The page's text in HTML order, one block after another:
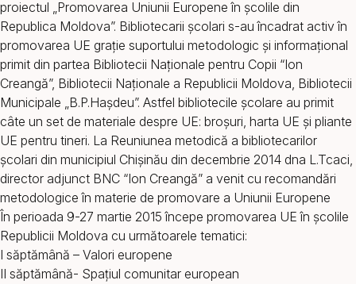
proiectul „Promovarea Uniunii Europene în școlile din
Republica Moldova”. Bibliotecarii școlari s-au încadrat activ în
promovarea UE grație suportului metodologic și informațional
primit din partea Bibliotecii Naționale pentru Copii “Ion
Creangă”, Bibliotecii Naţionale a Republicii Moldova, Bibliotecii
Municipale „B.P.Hașdeu”. Astfel bibliotecile școlare au primit
câte un set de materiale despre UE: broșuri, harta UE şi pliante
UE pentru tineri. La Reuniunea metodică a bibliotecarilor
școlari din municipiul Chișinău din decembrie 2014 dna L.Tcaci,
director adjunct BNC “Ion Creangă” a venit cu recomandări
metodologice în materie de promovare a Uniunii Europene
În perioada 9-27 martie 2015 începe promovarea UE în şcolile
Republicii Moldova cu următoarele tematici:
I săptămână – Valori europene
II săptămână- Spaţiul comunitar european